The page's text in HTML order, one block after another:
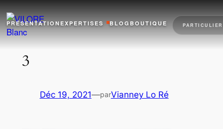
Aller
au
contenu
PRÉSENTATION EXPERTISES BLOG BOUTIQUE PARTICULIER
3
Déc 19, 2021—parVianney Lo Ré